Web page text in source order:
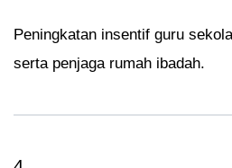
Peningkatan insentif guru
serta penjaga rumah ibadah.